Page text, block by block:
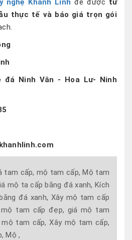
nghệ Khánh Linh để được tư
thực tế và báo giá trọn gói
Ninh Vân - Hoa Lư- Ninh
tam cấp, mộ tam cấp, Mộ tam
mộ ta cấp bằng đá xanh, Kích
đá xanh, Xây mộ tam cấp
mộ tam cấp đẹp, giá mộ tam
tam cấp, Xây mộ tam cấp,
Mộ ,